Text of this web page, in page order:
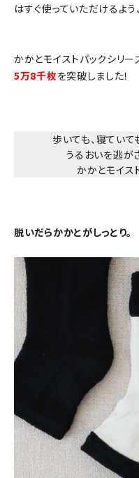
はすぐ使っていただけるよう
かかとモイストパックシリー
5万8千枚を突破しました！
歩いても、寝ていて
うるおいを逃が
かかとモイス
脱いだらかかとがしっとり。